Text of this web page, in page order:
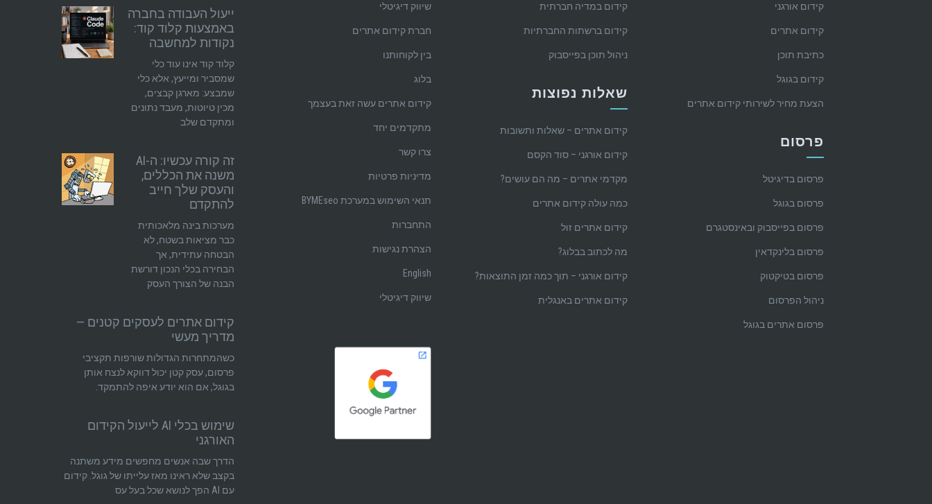
קידום אורגני
קידום אתרים
כתיבת תוכן
קידום בגוגל
הצעת מחיר לשירותי קידום אתרים
פרסום
פרסום בדיגיטל
פרסום בגוגל
פרסום בפייסבוק ובאינסטגרם
פרסום בלינקדאין
פרסום בטיקטוק
ניהול הפרסום
פרסום אתרים בגוגל
קידום במדיה חברתית
קידום ברשתות החברתיות
ניהול תוכן בפייסבוק
שאלות נפוצות
קידום אתרים – שאלות ותשובות
קידום אורגני – סוד הקסם
מקדמי אתרים – מה הם עושים?
כמה עולה קידום אתרים
קידום אתרים זול
מה לכתוב בבלוג?
קידום אורגני – תוך כמה זמן התוצאות?
קידום אתרים באנגלית
שיווק דיגיטלי
חברת קידום אתרים
בין לקוחותנו
בלוג
קידום אתרים עשה זאת בעצמך
מתקדמים יחד
צרו קשר
מדיניות פרטיות
תנאי השימוש במערכת BYMEseo
התחברות
הצהרת נגישות
English
שיווק דיגיטלי
ייעול העבודה בחברה
באמצעות קלוד קוד:
נקודות למחשבה
קלוד קוד אינו עוד כלי
שמסביר ומייעץ, אלא כלי
שמבצע: מארגן קבצים,
מכין טיוטות, מעבד נתונים
ומתקדם שלב
זה קורה עכשיו: ה-AI
משנה את הכללים,
והעסק שלך חייב
להתקדם
מערכות בינה מלאכותית
כבר מציאות בשטח, לא
הבטחה עתידית, אך
הבחירה בכלי הנכון דורשת
הבנה של הצורך העסק
קידום אתרים לעסקים קטנים —
מדריך מעשי
כשהמתחרות הגדולות שורפות תקציבי
פרסום, עסק קטן יכול דווקא לנצח אותן
בגוגל, אם הוא יודע איפה להתמקד.
שימוש בכלי AI לייעול הקידום
האורגני
הדרך שבה אנשים מחפשים מידע משתנה
בקצב שלא ראינו מאז עלייתו של גוגל. קידום
עם AI הפך לנושא שכל בעל עס